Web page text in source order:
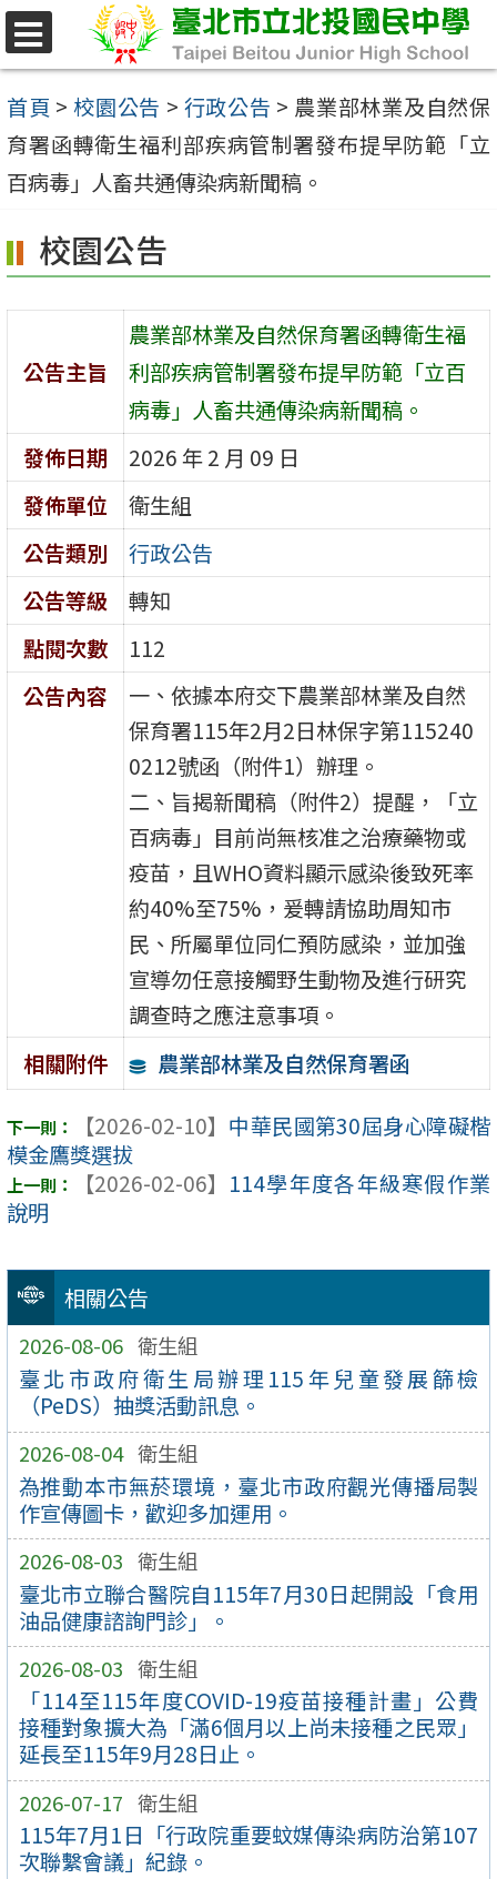
跳
至
主
要
內
區
首頁 > 校園公告 > 行政公告 > 農業部林業及自然保
育署函轉衛生福利部疾病管制署發布提早防範「立
百病毒」人畜共通傳染病新聞稿。
相關公告
2026-08-06 衛生組
臺北市政府衛生局辦理115年兒童發展篩檢
（PeDS）抽獎活動訊息。
2026-08-04 衛生組
為推動本市無菸環境，臺北市政府觀光傳播局製
作宣傳圖卡，歡迎多加運用。
2026-08-03 衛生組
臺北市立聯合醫院自115年7月30日起開設「食用
油品健康諮詢門診」。
2026-08-03 衛生組
「114至115年度COVID-19疫苗接種計畫」公費
接種對象擴大為「滿6個月以上尚未接種之民眾」
延長至115年9月28日止。
2026-07-17 衛生組
115年7月1日「行政院重要蚊媒傳染病防治第107
次聯繫會議」紀錄。
校園公告
公告主旨
農業部林業及自然保育署函轉衛生福
利部疾病管制署發布提早防範「立百
病毒」人畜共通傳染病新聞稿。
發佈日期
2026 年 2 月 09 日
發佈單位
衛生組
公告類別
行政公告
公告等級
轉知
點閱次數
112
公告內容
一、依據本府交下農業部林業及自然
保育署115年2月2日林保字第115240
0212號函（附件1）辦理。
二、旨揭新聞稿（附件2）提醒，「立
百病毒」目前尚無核准之治療藥物或
疫苗，且WHO資料顯示感染後致死率
約40%至75%，爰轉請協助周知市
民、所屬單位同仁預防感染，並加強
宣導勿任意接觸野生動物及進行研究
調查時之應注意事項。
相關附件
農業部林業及自然保育署函
【2026-02-10】 中華民國第30屆身心障礙楷
模金鷹獎選拔
【2026-02-06】 114學年度各年級寒假作業
說明
選
單